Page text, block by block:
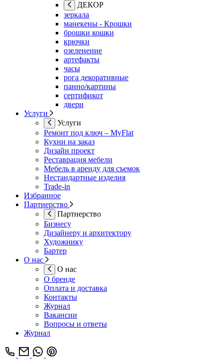
ДЕКОР
зеркала
манекены - Крошки
брошки кошки
крючки
озеленение
артефакты
часы
рога декоративные
панно/картины
сертификот
двери
Услуги
Услуги
Ремонт под ключ – MyFlat
Кухни на заказ
Дизайн проект
Реставрация мебели
Мебель в аренду для съемок
Нестандартные изделия
Trade-in
Избранное
Партнерство
Партнерство
Бизнесу
Дизайнеру и архитектору
Художнику
Бартер
О нас
О нас
О бренде
Оплата и доставка
Контакты
Журнал
Вакансии
Вопросы и ответы
Журнал